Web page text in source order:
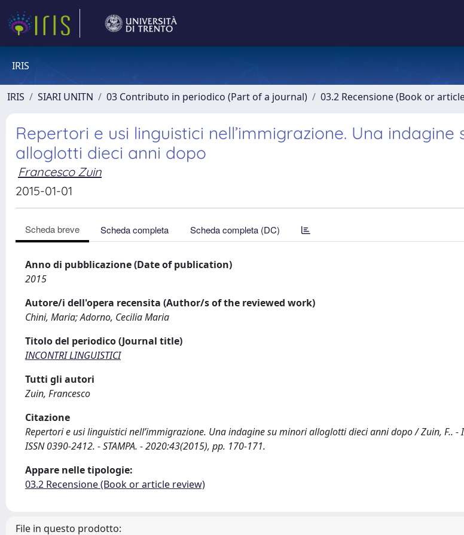
IRIS
IRIS SIARI UNITN 03 Contributo in periodico (Part of a journal) 03.2 Recensione (Book or
Repertori e usi linguistici nell’immigrazione. Una indagine
alloglotti dieci anni dopo
Francesco Zuin
2015-01-01
Scheda breve Scheda completa Scheda completa (DC)
Anno di pubblicazione (Date of publication)
2015
Autore/i dell'opera recensita (Author/s of the reviewed work)
Chini, Maria; Adorno, Cecilia Maria
Titolo del periodico (Journal title)
INCONTRI LINGUISTICI
Tutti gli autori
Zuin, Francesco
Citazione
Repertori e usi linguistici nell’immigrazione. Una indagine su minori alloglotti dieci anni dopo / Zuin, F.. -
ISSN 0390-2412. - STAMPA. - 2020:43(2015), pp. 170-171.
Appare nelle tipologie:
03.2 Recensione (Book or article review)
File in questo prodotto: